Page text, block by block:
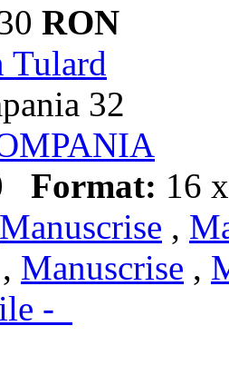
RON
Tulard
32
Format: 16
Manuscrise ,
, Manuscrise ,
-